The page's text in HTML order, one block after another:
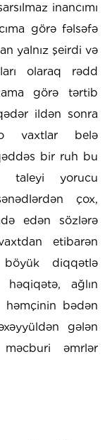
inancımı
görə fəlsəfə
yalnız şeirdi və
olaraq rədd
görə tərtib
ildən sonra
vaxtlar belə
bir ruh bu
taleyi yorucu
çox,
edən sözlərə
etibarən
böyük diqqətlə
ağlın
bədən
gələn
əmrlər